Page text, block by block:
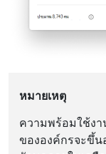
หมายเหตุ
ความพร้อมใช้ง
ขององค์กรจะขึ้